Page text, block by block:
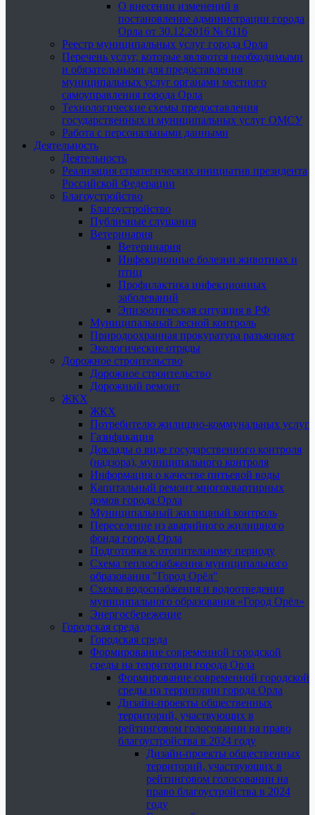
О внесении изменений в
постановление администрации города
Орла от 30.12.2016 № 6116
Реестр муниципальных услуг города Орла
Перечень услуг, которые являются необходимыми
и обязательными для предоставления
муниципальных услуг органами местного
самоуправления города Орла
Технологические схемы предоставления
государственных и муниципальных услуг ОМСУ
Работа с персональными данными
Деятельность
Деятельность
Реализация стратегических инициатив президента
Российской Федерации
Благоустройство
Благоустройство
Публичные слушания
Ветеринария
Ветеринария
Инфекционные болезни животных и
птиц
Профилактика инфекционных
заболеваний
Эпизоотическая ситуация в РФ
Муниципальный лесной контроль
Природоохранная прокуратура разъясняет
Экологические отряды
Дорожное строительство
Дорожное строительство
Дорожный ремонт
ЖКХ
ЖКХ
Потребителю жилищно-коммунальных услуг
Газификация
Доклады о виде государственного контроля
(надзора), муниципального контроля
Информация о качестве питьевой воды
Капитальный ремонт многоквартирных
домов города Орла
Муниципальный жилищный контроль
Переселение из аварийного жилищного
фонда города Орла
Подготовка к отопительному периоду
Схема теплоснабжения муниципального
образования "Город Орёл"
Схемы водоснабжения и водоотведения
муниципального образования «Город Орёл»
Энергосбережение
Городская среда
Городская среда
Формирование современной городской
среды на территории города Орла
Формирование современной городской
среды на территории города Орла
Дизайн-проекты общественных
территорий, участвующих в
рейтинговом голосовании на право
благоустройства в 2024 году
Дизайн-проекты общественных
территорий, участвующих в
рейтинговом голосовании на
право благоустройства в 2024
году